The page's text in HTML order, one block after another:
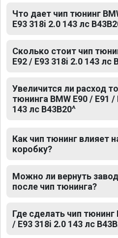
Что дает чип тюнинг
E93 318i 2.0 143 лс
Сколько стоит чип
E92 / E93 318i 2.0 143 лс
Увеличится ли расход
тюнинга BMW E90 / E91 /
143 лс B43B20^
Как чип тюнинг влияет
коробку?
Можно ли вернуть
после чип тюнинга?
Где сделать чип тюнинг
/ E93 318i 2.0 143 лс